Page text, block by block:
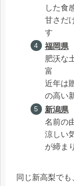
した食
甘さだ
す
福岡県
肥沃な
富
近年は
の高い
新潟県
名前の
涼しい
が締ま
同じ新高梨で